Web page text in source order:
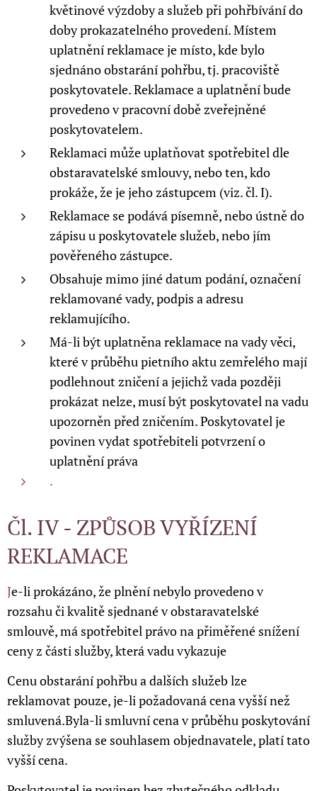
květinové výzdoby a služeb při pohřbívání do
doby prokazatelného provedení. Místem
uplatnění reklamace je místo, kde bylo
sjednáno obstarání pohřbu, tj. pracoviště
poskytovatele. Reklamace a uplatnění bude
provedeno v pracovní době zveřejněné
poskytovatelem.
Reklamaci může uplatňovat spotřebitel dle
obstaravatelské smlouvy, nebo ten, kdo
prokáže, že je jeho zástupcem (viz. čl. I).
Reklamace se podává písemně, nebo ústně do
zápisu u poskytovatele služeb, nebo jím
pověřeného zástupce.
Obsahuje mimo jiné datum podání, označení
reklamované vady, podpis a adresu
reklamujícího.
Má-li být uplatněna reklamace na vady věci,
které v průběhu pietního aktu zemřelého mají
podlehnout zničení a jejichž vada později
prokázat nelze, musí být poskytovatel na vadu
upozorněn před zničením. Poskytovatel je
povinen vydat spotřebiteli potvrzení o
uplatnění práva
.
Čl. IV - ZPŮSOB VYŘÍZENÍ
REKLAMACE
Je-li prokázáno, že plnění nebylo provedeno v
rozsahu či kvalitě sjednané v obstaravatelské
smlouvě, má spotřebitel právo na přiměřené snížení
ceny z části služby, která vadu vykazuje
Cenu obstarání pohřbu a dalších služeb lze
reklamovat pouze, je-li požadovaná cena vyšší než
smluvená.Byla-li smluvní cena v průběhu poskytování
služby zvýšena se souhlasem objednavatele, platí tato
vyšší cena.